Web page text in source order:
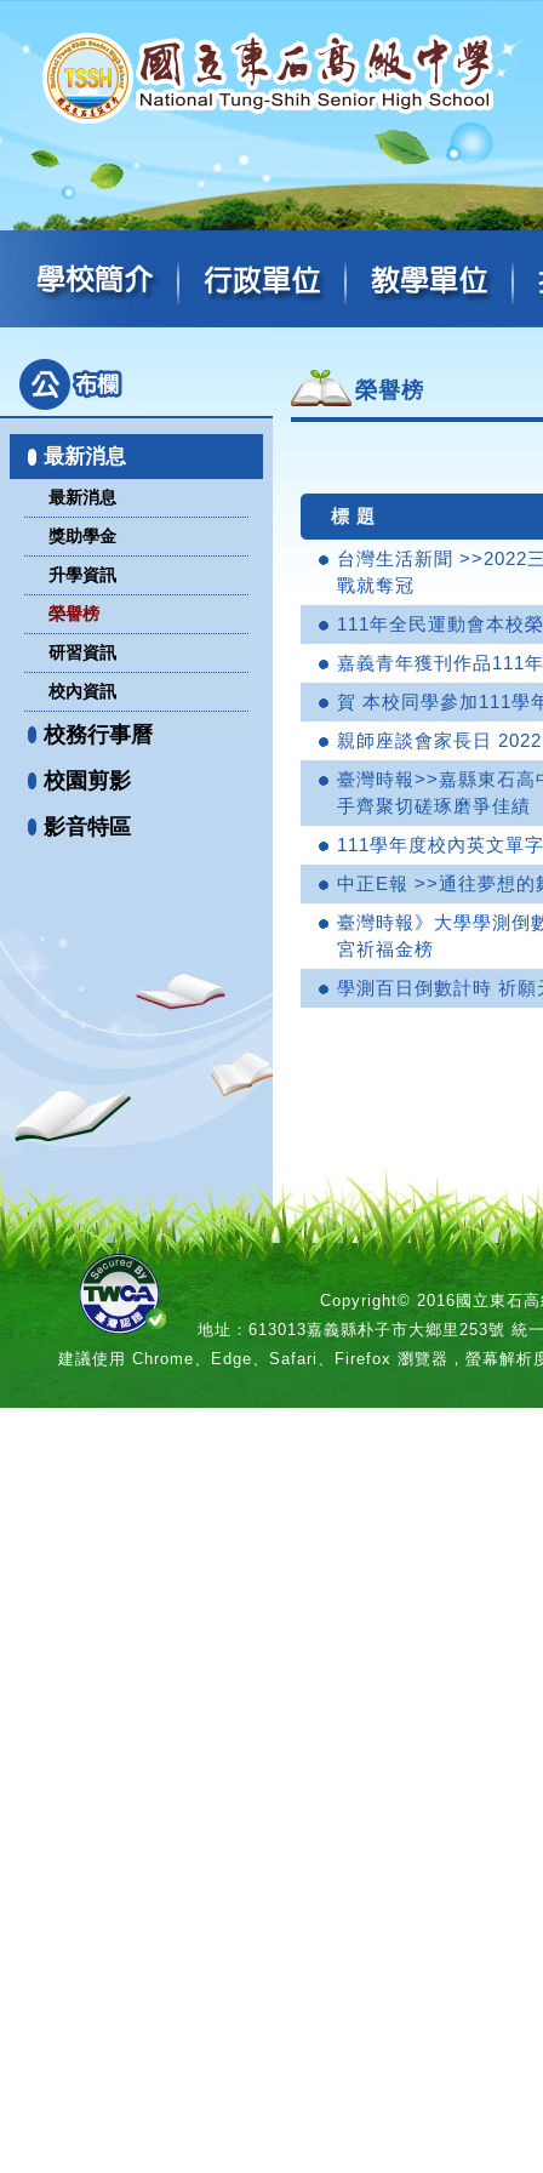
最新消息
最新消息
獎助學金
升學資訊
榮譽榜
研習資訊
校內資訊
校務行事曆
校園剪影
影音特區
榮譽榜
標 題
台灣生活新聞 >>2022
戰就奪冠
111年全民運動會本校
嘉義青年獲刊作品111
賀 本校同學參加111學
親師座談會家長日
臺灣時報>>嘉縣東石高
手齊聚切磋琢磨爭佳績
111學年度校內英文單
中正E報 >>通往夢想
臺灣時報》大學學測倒
宮祈福金榜
學測百日倒數計時 祈願
Copyright© 2016國立東石高
地址：613013嘉義縣朴子市大鄉里253號 統
建議使用 Chrome、Edge、Safari、Firefox 瀏覽器，螢幕解